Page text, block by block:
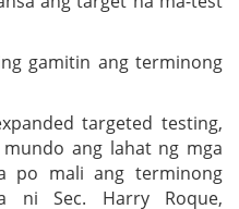
gamitin ang terminong
targeted testing,
ang lahat ng mga
po mali ang terminong
ni Sec. Harry Roque,